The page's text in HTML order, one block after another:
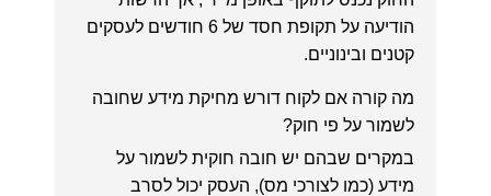
הודיעה על תקופת חסד של 6 חודשים לעסקים
קטנים ובינוניים.
מה קורה אם לקוח דורש מחיקת מידע שחובה
לשמור על פי חוק?
במקרים שבהם יש חובה חוקית לשמור על
מידע (כמו לצורכי מס), העסק יכול לסרב